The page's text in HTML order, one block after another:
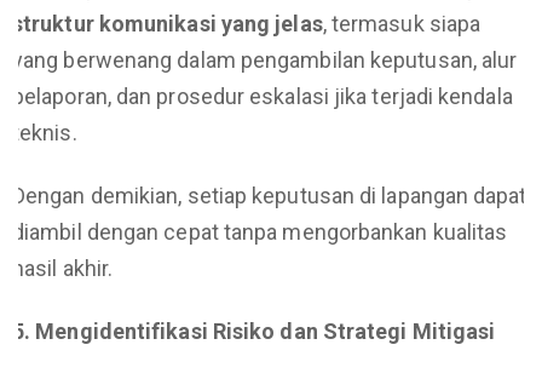
struktur komunikasi yang jelas, termasuk siapa
yang berwenang dalam pengambilan keputusan, alur
pelaporan, dan prosedur eskalasi jika terjadi kendala
teknis.
Dengan demikian, setiap keputusan di lapangan dapat
diambil dengan cepat tanpa mengorbankan kualitas
hasil akhir.
5. Mengidentifikasi Risiko dan Strategi Mitigasi